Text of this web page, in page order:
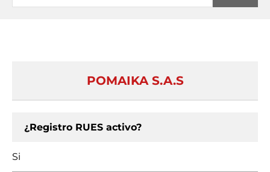
POMAIKA S.A.S
¿Registro RUES activo?
Si